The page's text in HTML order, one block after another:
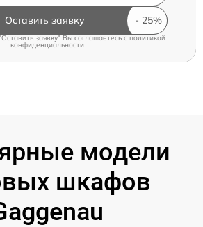
Оставить заявку
заявку" Вы соглашаетесь cполитикой
конфиденциальности
модели
шкафов